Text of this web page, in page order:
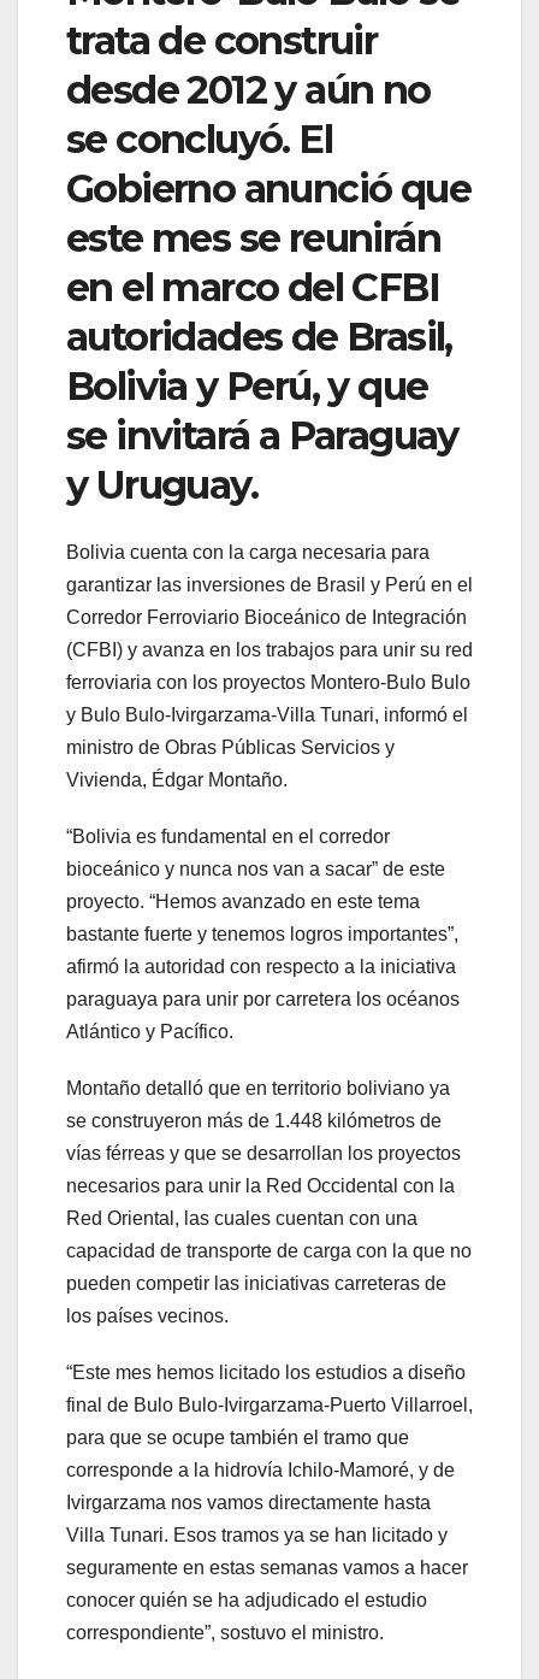
trata de construir
desde 2012 y aún no
se concluyó. El
Gobierno anunció que
este mes se reunirán
en el marco del CFBI
autoridades de Brasil,
Bolivia y Perú, y que
se invitará a Paraguay
y Uruguay.
Bolivia cuenta con la carga necesaria para
garantizar las inversiones de Brasil y Perú en el
Corredor Ferroviario Bioceánico de Integración
(CFBI) y avanza en los trabajos para unir su red
ferroviaria con los proyectos Montero-Bulo Bulo
y Bulo Bulo-Ivirgarzama-Villa Tunari, informó el
ministro de Obras Públicas Servicios y
Vivienda, Édgar Montaño.
“Bolivia es fundamental en el corredor
bioceánico y nunca nos van a sacar” de este
proyecto. “Hemos avanzado en este tema
bastante fuerte y tenemos logros importantes”,
afirmó la autoridad con respecto a la iniciativa
paraguaya para unir por carretera los océanos
Atlántico y Pacífico.
Montaño detalló que en territorio boliviano ya
se construyeron más de 1.448 kilómetros de
vías férreas y que se desarrollan los proyectos
necesarios para unir la Red Occidental con la
Red Oriental, las cuales cuentan con una
capacidad de transporte de carga con la que no
pueden competir las iniciativas carreteras de
los países vecinos.
“Este mes hemos licitado los estudios a diseño
final de Bulo Bulo-Ivirgarzama-Puerto Villarroel,
para que se ocupe también el tramo que
corresponde a la hidrovía Ichilo-Mamoré, y de
Ivirgarzama nos vamos directamente hasta
Villa Tunari. Esos tramos ya se han licitado y
seguramente en estas semanas vamos a hacer
conocer quién se ha adjudicado el estudio
correspondiente”, sostuvo el ministro.